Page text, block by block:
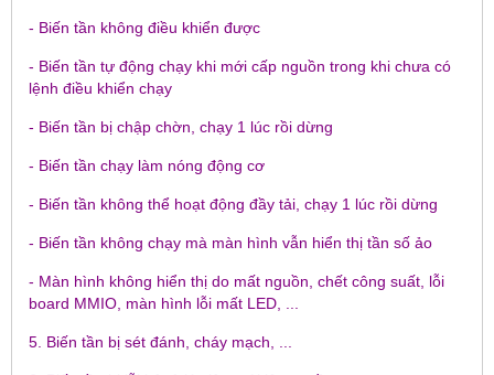
- Biến tần không điều khiển được
- Biến tần tự động chạy khi mới cấp nguồn trong khi chưa có
lệnh điều khiển chạy
- Biến tần bị chập chờn, chạy 1 lúc rồi dừng
- Biến tần chạy làm nóng động cơ
- Biến tần không thể hoạt động đầy tải, chạy 1 lúc rồi dừng
- Biến tần không chạy mà màn hình vẫn hiển thị tần số ảo
- Màn hình không hiển thị do mất nguồn, chết công suất, lỗi
board MMIO, màn hình lỗi mất LED, ...
5. Biến tần bị sét đánh, cháy mạch, ...